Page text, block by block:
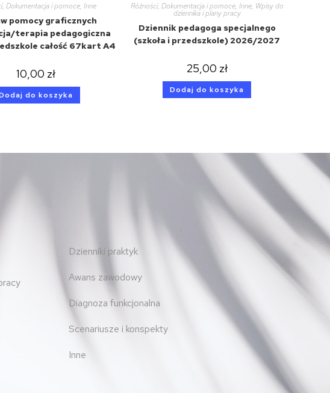
, Dokumentacja i pomoce, Inne
pomocy graficznych
terapia pedagogiczna
całość 67kart A4
10,00 zł
do koszyka
Różności, Dokumentacja i pomoce, Inne, Wpisy do
dziennika i plany pracy
Dziennik pedagoga specjalnego
(szkoła i przedszkole) 2026/2027
25,00 zł
Dodaj do koszyka
Dzienniki praktyk
Awans zawodowy
Diagnoza funkcjonalna
Scenariusze i konspekty
Inne